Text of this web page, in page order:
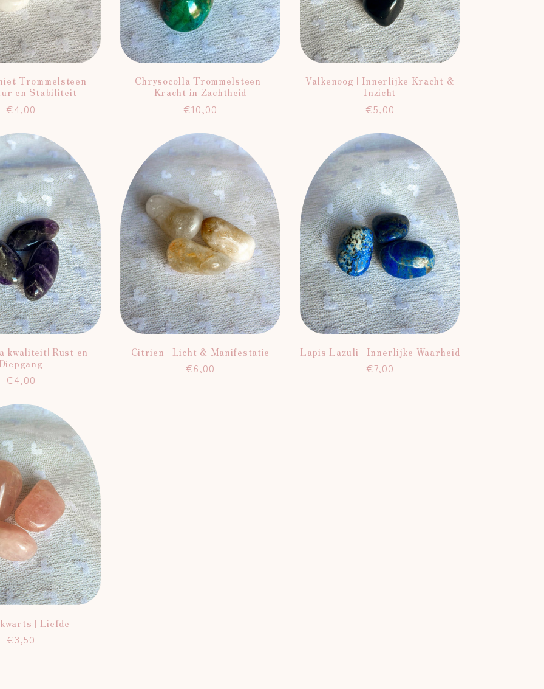
Trommelsteen –
en Stabiliteit
Normale
€4,00
Chrysocolla Trommelsteen |
Kracht in Zachtheid
Normale
€10,00
Valkenoog | Innerlijke Kracht &
Inzicht
Normale
€5,00
kwaliteit| Rust en
Normale
€4,00
Citrien | Licht & Manifestatie
Normale
€6,00
Lapis Lazuli | Innerlijke Waarheid
Normale
€7,00
| Liefde
Normale
€3,50